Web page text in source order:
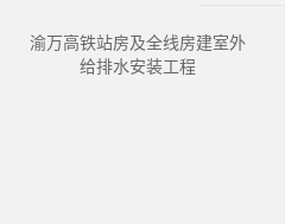
渝万高铁站房及全线房建室外
给排水安装工程